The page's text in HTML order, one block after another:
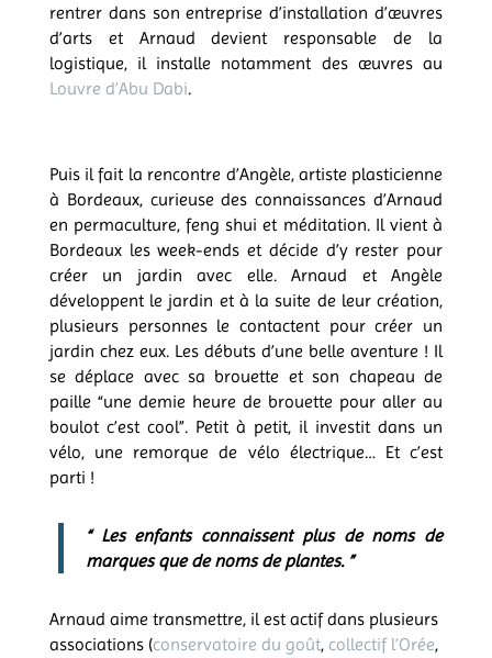
rentrer dans son entreprise d’installation d’œuvres
d’arts et Arnaud devient responsable de la
logistique, il installe notamment des œuvres au
Louvre d’Abu Dabi.
Puis il fait la rencontre d’Angèle, artiste plasticienne
à Bordeaux, curieuse des connaissances d’Arnaud
en permaculture, feng shui et méditation. Il vient à
Bordeaux les week-ends et décide d’y rester pour
créer un jardin avec elle. Arnaud et Angèle
développent le jardin et à la suite de leur création,
plusieurs personnes le contactent pour créer un
jardin chez eux. Les débuts d’une belle aventure ! Il
se déplace avec sa brouette et son chapeau de
paille “une demie heure de brouette pour aller au
boulot c’est cool”. Petit à petit, il investit dans un
vélo, une remorque de vélo électrique… Et c’est
parti !
“ Les enfants connaissent plus de noms de
marques que de noms de plantes. ”
Arnaud aime transmettre, il est actif dans plusieurs
associations (conservatoire du goût, collectif l’Orée,